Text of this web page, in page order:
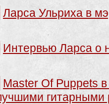
Ларса Ульриха в
Интервью Ларса о
Master Of Puppets